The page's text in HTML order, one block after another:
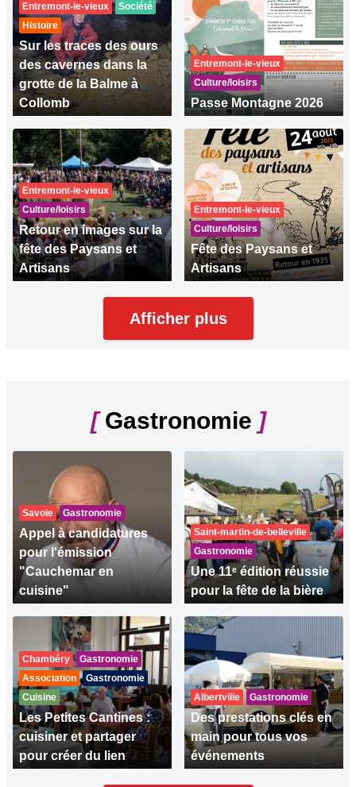
Entremont-le-vieux
Société
Histoire
Sur les traces des ours
des cavernes dans la
grotte de la Balme à
Collomb
Entremont-le-vieux
Culture/loisirs
Passe Montagne 2026
Entremont-le-vieux
Culture/loisirs
Retour en images sur la
fête des Paysans et
Artisans
Entremont-le-vieux
Culture/loisirs
Fête des Paysans et
Artisans
Afficher plus
[Gastronomie ]
Savoie Gastronomie
Appel à candidatures
pour l'émission
"Cauchemar en
cuisine"
Saint-martin-de-belleville
Gastronomie
Une 11ᵉ édition réussie
pour la fête de la bière
Chambéry
Gastronomie
Association
Gastronomie
Cuisine
Les Petites Cantines :
cuisiner et partager
pour créer du lien
Albertville Gastronomie
Des prestations clés en
main pour tous vos
événements